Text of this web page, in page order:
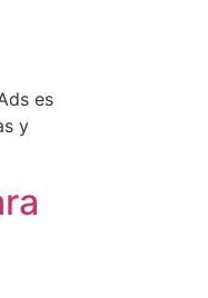
es
y